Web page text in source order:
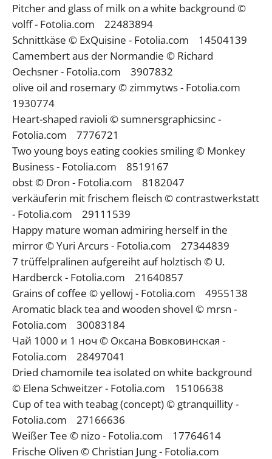
Pitcher and glass of milk on a white background ©
volff - Fotolia.com 22483894
Schnittkäse © ExQuisine - Fotolia.com 14504139
Camembert aus der Normandie © Richard
Oechsner - Fotolia.com 3907832
olive oil and rosemary © zimmytws - Fotolia.com
1930774
Heart-shaped ravioli © sumnersgraphicsinc -
Fotolia.com 7776721
Two young boys eating cookies smiling © Monkey
Business - Fotolia.com 8519167
obst © Dron - Fotolia.com 8182047
verkäuferin mit frischem fleisch © contrastwerkstatt
- Fotolia.com 29111539
Happy mature woman admiring herself in the
mirror © Yuri Arcurs - Fotolia.com 27344839
7 trüffelpralinen aufgereiht auf holztisch © U.
Hardberck - Fotolia.com 21640857
Grains of coffee © yellowj - Fotolia.com 4955138
Aromatic black tea and wooden shovel © mrsn -
Fotolia.com 30083184
Чай 1000 и 1 ноч © Оксана Вовковинская -
Fotolia.com 28497041
Dried chamomile tea isolated on white background
© Elena Schweitzer - Fotolia.com 15106638
Cup of tea with teabag (concept) © gtranquillity -
Fotolia.com 27166636
Weißer Tee © nizo - Fotolia.com 17764614
Frische Oliven © Christian Jung - Fotolia.com